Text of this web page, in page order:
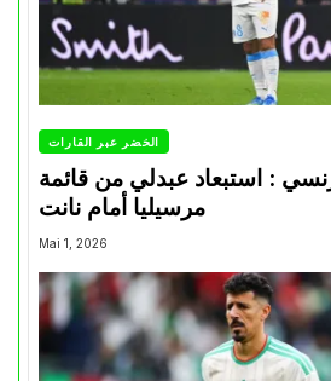
الخضر عبر القارات
: استبعاد عبدلي من قائمة
مرسيليا أمام نانت
Mai 1, 2026